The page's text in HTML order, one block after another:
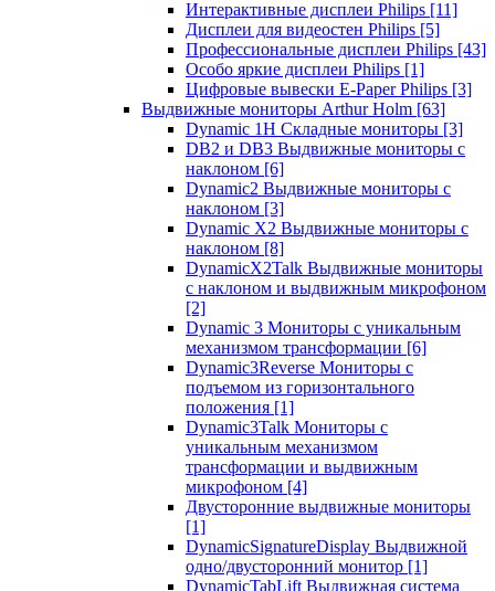
Интерактивные дисплеи Philips [11]
Дисплеи для видеостен Philips [5]
Профессиональные дисплеи Philips [43]
Особо яркие дисплеи Philips [1]
Цифровые вывески E-Paper Philips [3]
Выдвижные мониторы Arthur Holm [63]
Dynamic 1Н Складные мониторы [3]
DB2 и DB3 Выдвижные мониторы с
наклоном [6]
Dynamic2 Выдвижные мониторы с
наклоном [3]
Dynamic X2 Выдвижные мониторы с
наклоном [8]
DynamicX2Talk Выдвижные мониторы
с наклоном и выдвижным микрофоном
[2]
Dynamic 3 Мониторы с уникальным
механизмом трансформации [6]
Dynamic3Reverse Мониторы с
подъемом из горизонтального
положения [1]
Dynamic3Talk Мониторы с
уникальным механизмом
трансформации и выдвижным
микрофоном [4]
Двусторонние выдвижные мониторы
[1]
DynamicSignatureDisplay Выдвижной
одно/двусторонний монитор [1]
DynamicTabLift Выдвижная система